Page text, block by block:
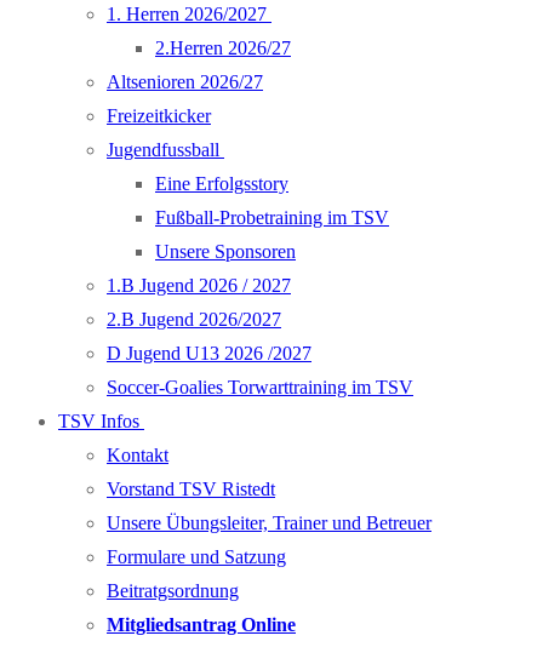
1. Herren 2026/2027
2.Herren 2026/27
Altsenioren 2026/27
Freizeitkicker
Jugendfussball
Eine Erfolgsstory
Fußball-Probetraining im TSV
Unsere Sponsoren
1.B Jugend 2026 / 2027
2.B Jugend 2026/2027
D Jugend U13 2026 /2027
Soccer-Goalies Torwarttraining im TSV
TSV Infos
Kontakt
Vorstand TSV Ristedt
Unsere Übungsleiter, Trainer und Betreuer
Formulare und Satzung
Beitratgsordnung
Mitgliedsantrag Online